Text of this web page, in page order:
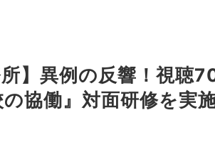
所】異例の反響！視聴
協働』対面研修を実